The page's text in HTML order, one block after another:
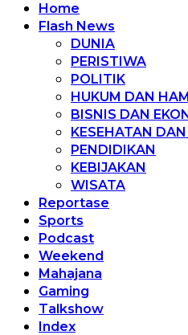
Home
Flash News
DUNIA
PERISTIWA
POLITIK
HUKUM DAN HAM
BISNIS DAN
KESEHATAN
PENDIDIKAN
KEBIJAKAN
WISATA
Reportase
Sports
Podcast
Weekend
Mahajana
Gaming
Talkshow
Index